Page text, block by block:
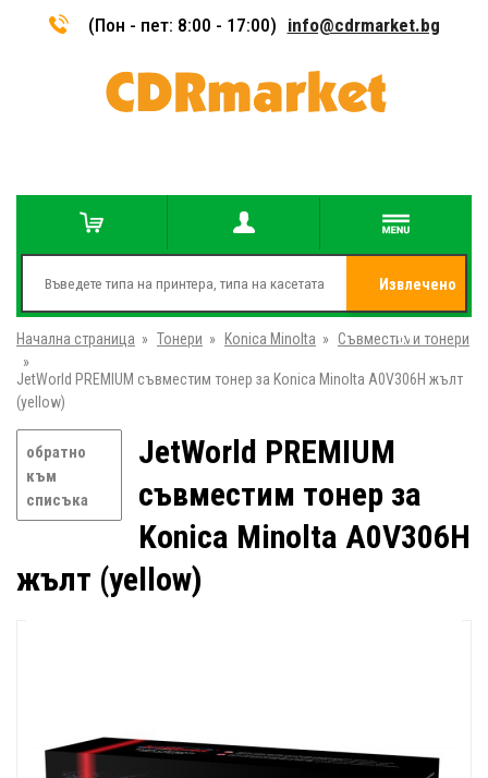
(Пон - пет: 8:00 - 17:00) info@cdrmarket.bg
Извлечено
от
Начална страница » Тонери » Konica Minolta » Съвместими тонери
»
JetWorld PREMIUM съвместим тонер за Konica Minolta A0V306H жълт
(yellow)
обратно
към
списъка
JetWorld PREMIUM
съвместим тонер за
Konica Minolta A0V306H
жълт (yellow)